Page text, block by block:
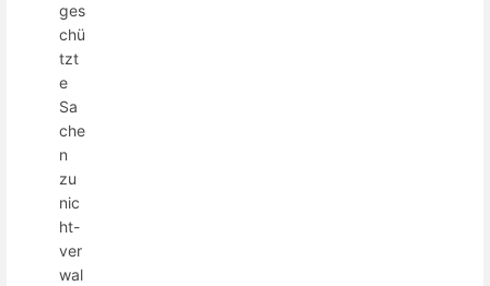
ges
chü
tzt
e
Sa
che
n
zu
nic
ht-
ver
wal